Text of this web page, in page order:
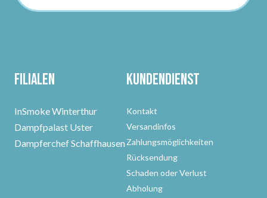
Filialen
InSmoke Winterthur
Dampfpalast Uster
Dampferchef Schaffhausen
Kundendienst
Kontakt
Versandinfos
Zahlungsmöglichkeiten
Rücksendung
Schaden oder Verlust
Abholung